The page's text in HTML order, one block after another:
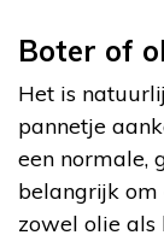
Boter of
Het is
pannetje
een normale,
belangrijk om
zowel olie als